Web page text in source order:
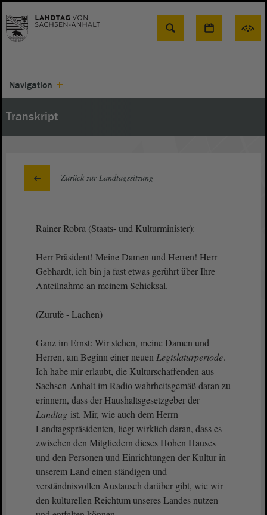
Suche
Navigation
Transkript
Zurück zur Landtagssitzung
Rainer Robra (Staats- und Kulturminister):
Herr Präsident! Meine Damen und Herren! Herr
Gebhardt, ich bin ja fast etwas gerührt über Ihre
Anteilnahme an meinem Schicksal.
(Zurufe - Lachen)
Ganz im Ernst: Wir stehen, meine Damen und
Herren, am Beginn einer neuen Legislaturperiode.
Ich habe mir erlaubt, die Kulturschaffenden aus
Sachsen-Anhalt im Radio wahrheitsgemäß daran zu
erinnern, dass der Haushaltsgesetzgeber der
Landtag ist. Mir, wie auch dem Herrn
Landtagspräsidenten, liegt wirklich daran, dass es
zwischen den Mitgliedern dieses Hohen Hauses
und den Personen und Einrichtungen der Kultur in
unserem Land einen ständigen und
verständnisvollen Austausch darüber gibt, wie wir
den kulturellen Reichtum unseres Landes nutzen